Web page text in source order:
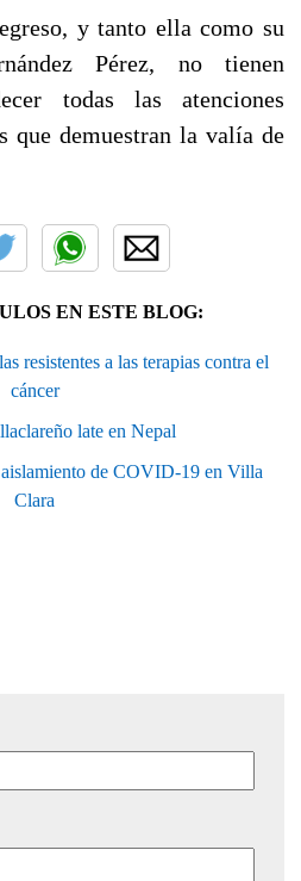
y tanto ella como su
Pérez, no tienen
todas las atenciones
que demuestran la valía de
EN ESTE BLOG:
resistentes a las terapias contra el
cáncer
late en Nepal
de COVID-19 en Villa
Clara